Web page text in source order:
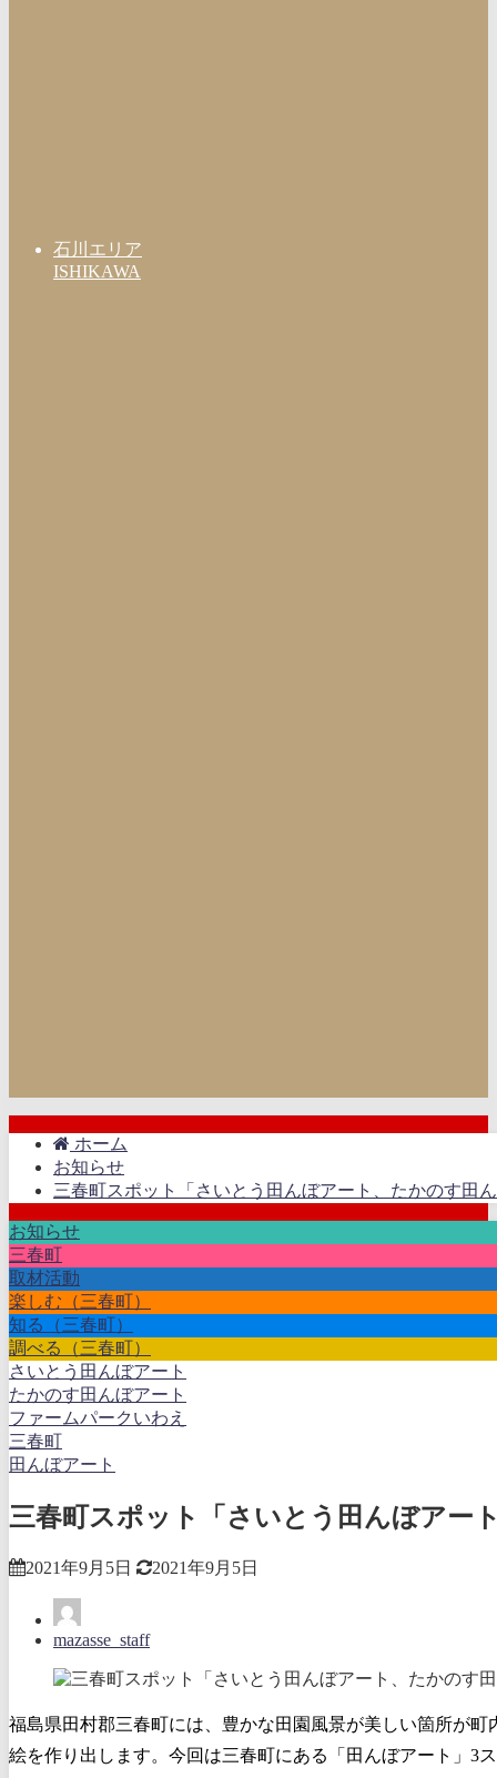
石川エリア
ISHIKAWA
ホーム
お知らせ
三春町スポット「さいとう田んぼアート、たかのす田
お知らせ
三春町
取材活動
楽しむ（三春町）
知る（三春町）
調べる（三春町）
さいとう田んぼアート
たかのす田んぼアート
ファームパークいわえ
三春町
田んぼアート
三春町スポット「さいとう田んぼアー
2021年9月5日 2021年9月5日
mazasse_staff
福島県田村郡三春町には、豊かな田園風景が美しい箇所が
絵を作り出します。今回は三春町にある「田んぼアート」3